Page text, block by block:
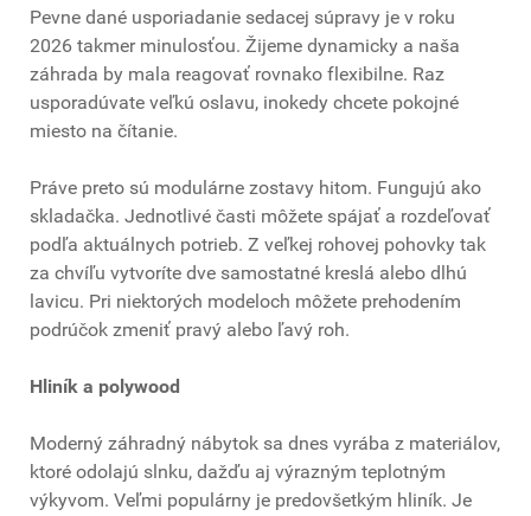
Pevne dané usporiadanie sedacej súpravy je v roku
2026 takmer minulosťou. Žijeme dynamicky a naša
záhrada by mala reagovať rovnako flexibilne. Raz
usporadúvate veľkú oslavu, inokedy chcete pokojné
miesto na čítanie.
Práve preto sú modulárne zostavy hitom. Fungujú ako
skladačka. Jednotlivé časti môžete spájať a rozdeľovať
podľa aktuálnych potrieb. Z veľkej rohovej pohovky tak
za chvíľu vytvoríte dve samostatné kreslá alebo dlhú
lavicu. Pri niektorých modeloch môžete prehodením
podrúčok zmeniť pravý alebo ľavý roh.
Hliník a polywood
Moderný záhradný nábytok sa dnes vyrába z materiálov,
ktoré odolajú slnku, dažďu aj výrazným teplotným
výkyvom. Veľmi populárny je predovšetkým hliník. Je